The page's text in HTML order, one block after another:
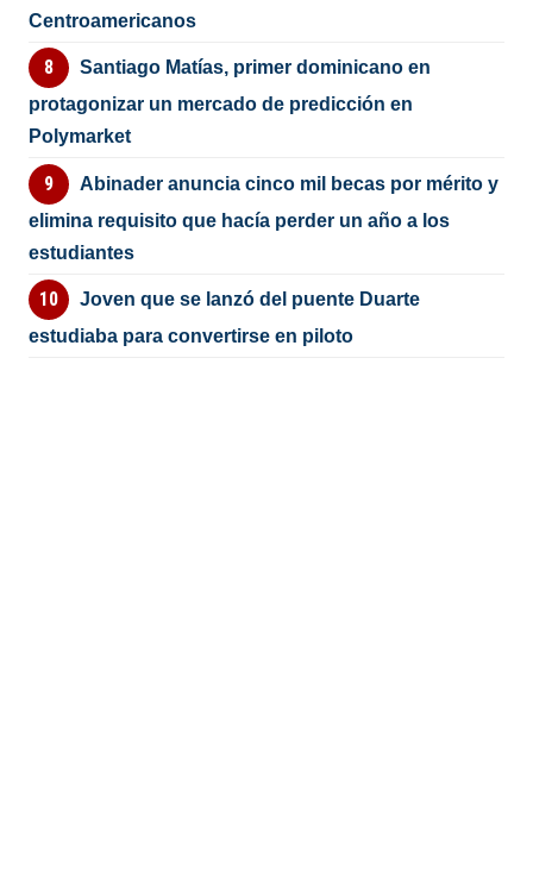
Centroamericanos
Santiago Matías, primer dominicano en
protagonizar un mercado de predicción en
Polymarket
Abinader anuncia cinco mil becas por mérito y
elimina requisito que hacía perder un año a los
estudiantes
Joven que se lanzó del puente Duarte
estudiaba para convertirse en piloto